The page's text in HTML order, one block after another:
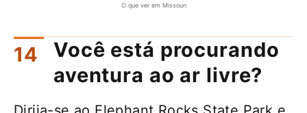
O que ver em Missouri
Você está procurando
aventura ao ar livre?